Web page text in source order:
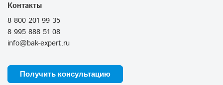
Контакты
8 800 201 99 35
8 995 888 51 08
info@bak-expert.ru
Получить консультацию